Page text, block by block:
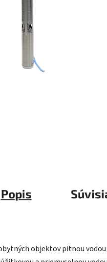
Popis
objektov pitnou